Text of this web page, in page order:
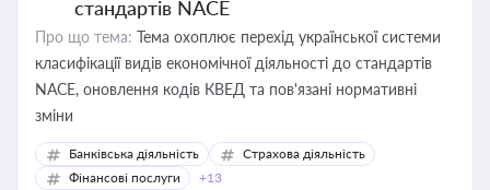
стандартів NACE
Про що тема: Тема охоплює перехід української системи
класифікації видів економічної діяльності до стандартів
NACE, оновлення кодів КВЕД та пов'язані нормативні
зміни
Банківська діяльність
Страхова діяльність
Фінансові послуги
+13